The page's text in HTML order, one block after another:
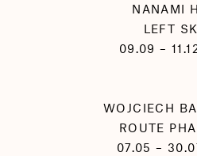
NANAMI
LEFT
09.09 –
WOJCIECH
ROUTE
07.05 –